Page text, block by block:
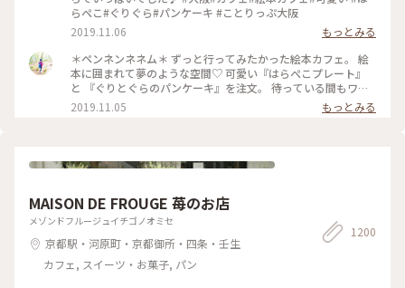
らぺこ#ぐりぐら#パンケーキ #ことりっぷ大阪
2019.11.06
もっとみる
＊ペンネンネネム＊ ずっと行ってみたかった絵本カフェ。 絵
本に囲まれて夢のような空間♡ 可愛い『はらぺこプレート』
と 『ぐりとぐらのパンケーキ』を注文。 待っている間もワク
ワクが止まりません♪ どうしたら上手に撮れるかな〜 そんな
時間も楽しい♡︎ʾʾ 癒しのひと時でした(*´˘`*) #大阪#カフェ#絵
2019.11.05 もっとみる
MAISON DE FROUGE 苺のお店
メゾンドフルージュイチゴノオミセ
京都駅・河原町・京都御所・四条・壬生
カフェ, スイーツ・お菓子, パン
1200